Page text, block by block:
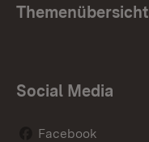
Themenübersicht
Social Media
Facebook